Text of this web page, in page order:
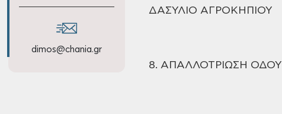
dimos@chania.gr
ΔΑΣΥΛΙΟ ΑΓΡΟΚΗΠΙΟΥ
8. ΑΠΑΛΛΟΤΡΙΩΣΗ ΟΔΟΥ